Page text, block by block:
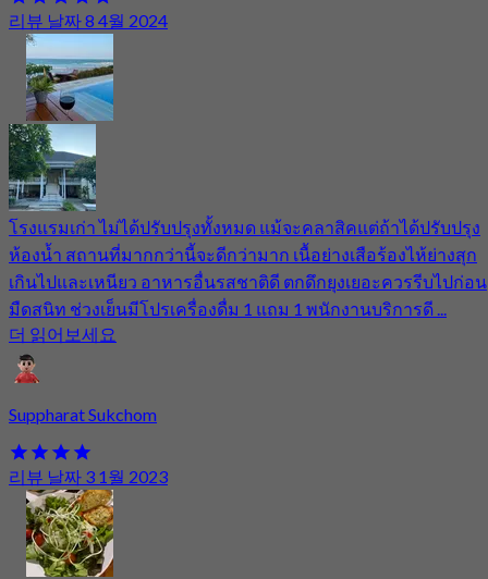
리뷰 날짜 8 4월 2024
โรงแรมเก่า ไม่ได้ปรับปรุงทั้งหมด แม้จะคลาสิคแต่ถ้าได้ปรับปรุง
ห้องน้ำ สถานที่มากกว่านี้จะดีกว่ามาก เนื้อย่างเสือร้องไห้ย่างสุก
เกินไปและเหนียว อาหารอื่นรสชาติดี ตกดึกยุงเยอะควรรีบไปก่อน
มืดสนิท ช่วงเย็นมีโปรเครื่องดื่ม 1 แถม 1 พนักงานบริการดี ...
더 읽어보세요
Suppharat Sukchom
리뷰 날짜 3 1월 2023